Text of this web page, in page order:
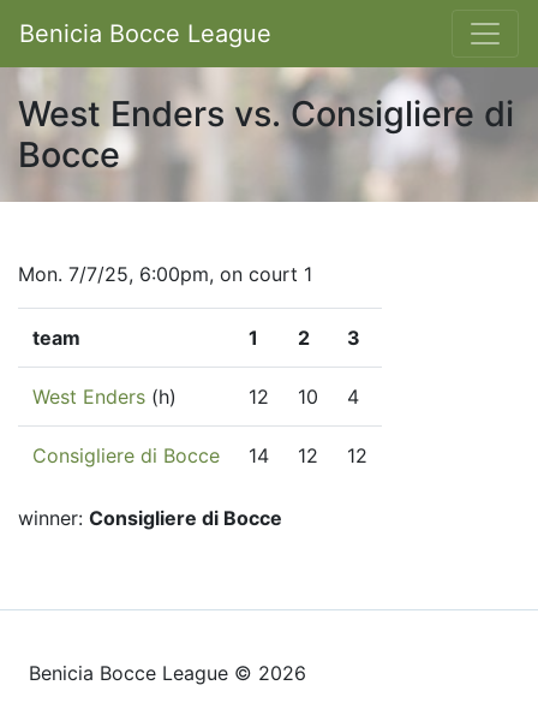
Benicia Bocce League
West Enders vs. Consigliere di
Bocce
Mon. 7/7/25, 6:00pm, on court 1
team 1 2 3
West Enders (h) 12 10 4
Consigliere di Bocce 14 12 12
winner: Consigliere di Bocce
Benicia Bocce League © 2026